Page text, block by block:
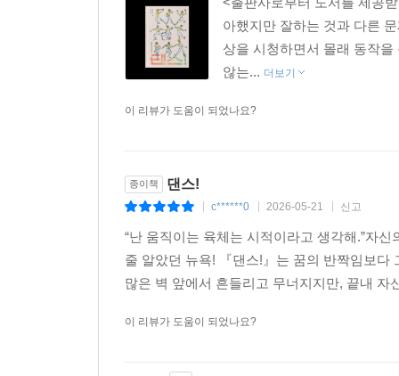
아했지만 잘하는 것과 다른
상을 시청하면서 몰래 동작
않는... 더보기
이 리뷰가 도움이 되었나요?
종이책 댄스!
c******0 2026-05-21 신고
“난 움직이는 육체는 시적이라고 생각해.”자
줄 알았던 뉴욕! 『댄스!』는 꿈의 반짝임보
많은 벽 앞에서 흔들리고 무너지지만, 끝내
이 리뷰가 도움이 되었나요?